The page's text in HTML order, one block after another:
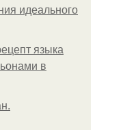
идеального
языка
в